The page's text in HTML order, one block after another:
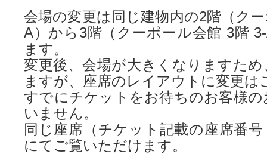
会場の変更は同じ建物内の2階（ク
A）から3階（クーポール会館 3階
ます。
変更後、会場が大きくなりますた
ますが、座席のレイアウトに変更は
すでにチケットをお待ちのお客様
いません。
同じ座席（チケット記載の座席番
にてご覧いただけます。